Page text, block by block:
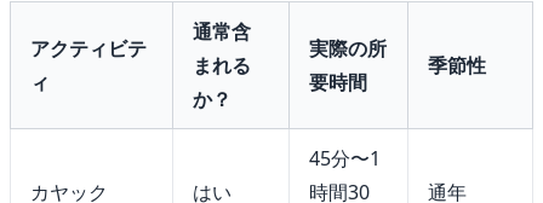
アクティビテ
ィ
通常含
まれる
か？
実際の所
要時間
季節性
カヤック はい
45分〜1
時間30
通年